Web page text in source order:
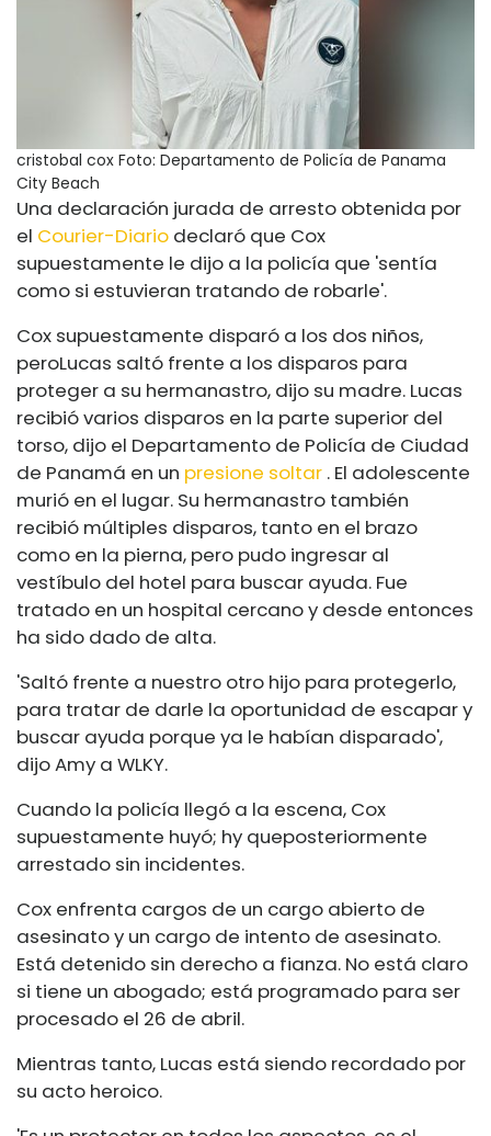
cristobal cox Foto: Departamento de Policía de Panama
City Beach
Una declaración jurada de arresto obtenida por
el Courier-Diario declaró que Cox
supuestamente le dijo a la policía que 'sentía
como si estuvieran tratando de robarle'.
Cox supuestamente disparó a los dos niños,
peroLucas saltó frente a los disparos para
proteger a su hermanastro, dijo su madre. Lucas
recibió varios disparos en la parte superior del
torso, dijo el Departamento de Policía de Ciudad
de Panamá en un presione soltar . El adolescente
murió en el lugar. Su hermanastro también
recibió múltiples disparos, tanto en el brazo
como en la pierna, pero pudo ingresar al
vestíbulo del hotel para buscar ayuda. Fue
tratado en un hospital cercano y desde entonces
ha sido dado de alta.
'Saltó frente a nuestro otro hijo para protegerlo,
para tratar de darle la oportunidad de escapar y
buscar ayuda porque ya le habían disparado',
dijo Amy a WLKY.
Cuando la policía llegó a la escena, Cox
supuestamente huyó; hy queposteriormente
arrestado sin incidentes.
Cox enfrenta cargos de un cargo abierto de
asesinato y un cargo de intento de asesinato.
Está detenido sin derecho a fianza. No está claro
si tiene un abogado; está programado para ser
procesado el 26 de abril.
Mientras tanto, Lucas está siendo recordado por
su acto heroico.